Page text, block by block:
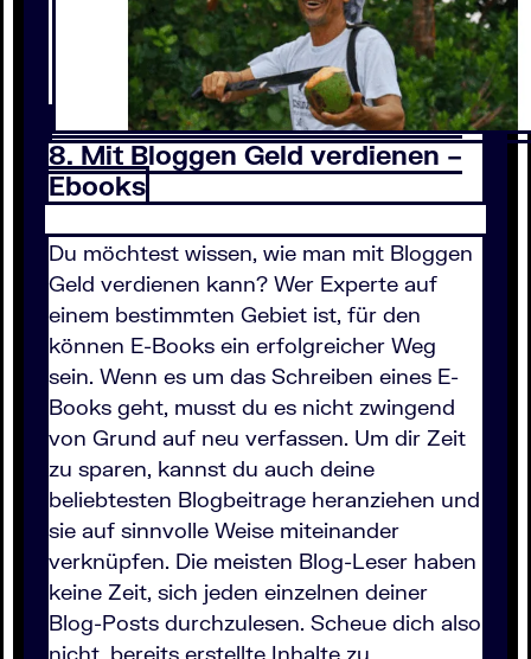
8. Mit Bloggen Geld verdienen –
Ebooks
Du möchtest wissen, wie man mit Bloggen
Geld verdienen kann? Wer Experte auf
einem bestimmten Gebiet ist, für den
können E-Books ein erfolgreicher Weg
sein. Wenn es um das Schreiben eines E-
Books geht, musst du es nicht zwingend
von Grund auf neu verfassen. Um dir Zeit
zu sparen, kannst du auch deine
beliebtesten Blogbeitrage heranziehen und
sie auf sinnvolle Weise miteinander
verknüpfen. Die meisten Blog-Leser haben
keine Zeit, sich jeden einzelnen deiner
Blog-Posts durchzulesen. Scheue dich also
nicht, bereits erstellte Inhalte zu